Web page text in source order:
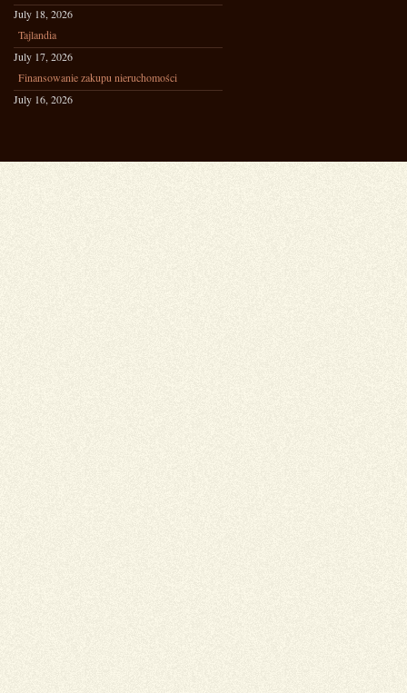
July 18, 2026
Tajlandia
July 17, 2026
Finansowanie zakupu nieruchomości
July 16, 2026